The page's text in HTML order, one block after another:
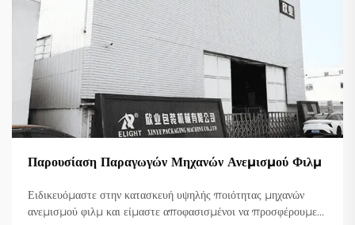
Παρουσίαση Παραγωγών Μηχανών Ανεμισμού Φιλμ
Ειδικευόμαστε στην κατασκευή υψηλής ποιότητας μηχανών
ανεμισμού φιλμ και είμαστε αποφασισμένοι να προσφέρουμε